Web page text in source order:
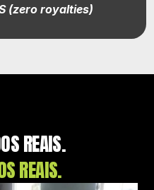
(zero royalties)
REAIS.